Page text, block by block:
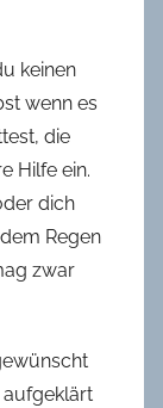
keinen
wenn es
die
Hilfe ein.
dich
Regen
zwar
aufgeklärt